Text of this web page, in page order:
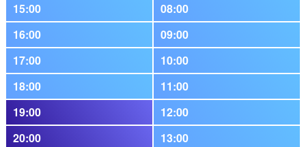
15:00
08:00
16:00
09:00
17:00
10:00
18:00
11:00
19:00
12:00
20:00
13:00